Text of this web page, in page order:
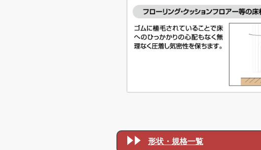
形状・規格一覧